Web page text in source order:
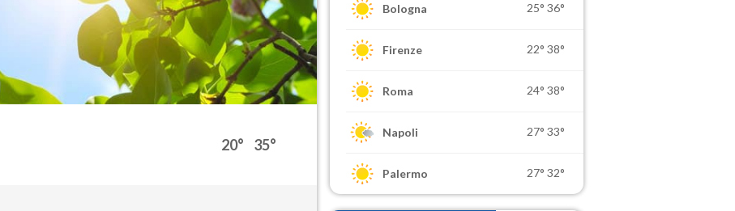
20° 35°
Bologna 25° 36°
Firenze 22° 38°
Roma 24° 38°
Napoli 27° 33°
Palermo 27° 32°